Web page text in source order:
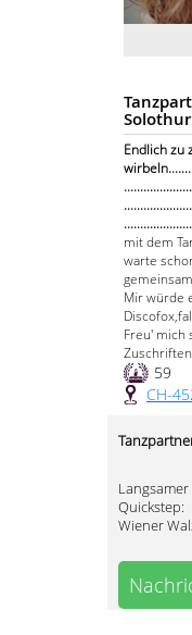
Endlich zu
mit dem
warte
Mir würde
Freu' mich
59
CH-
Langsamer
Quickstep:
Wiener